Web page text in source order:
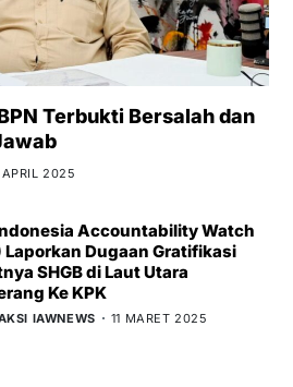
Terbukti Bersalah dan
APRIL 2025
Accountability Watch
Laporkan Dugaan Gratifikasi
SHGB di Laut Utara
Ke KPK
IAWNEWS 11 MARET 2025